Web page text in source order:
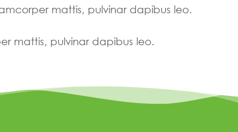
mattis, pulvinar dapibus leo.
mattis, pulvinar dapibus leo.